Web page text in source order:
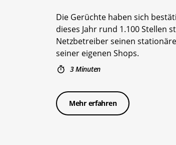
Die Gerüchte haben sich
dieses Jahr rund 1.100 Stellen
Netzbetreiber seinen
seiner eigenen Shops.
3 Minuten
Mehr erfahren